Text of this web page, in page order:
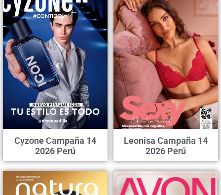
Cyzone Campaña 14
2026 Perú
Leonisa Campaña 14
2026 Perú